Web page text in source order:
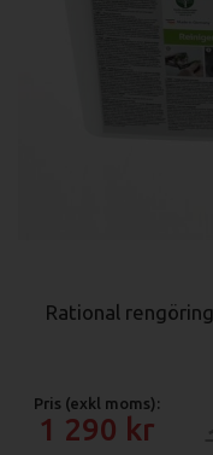
Rational
Pris (exkl moms):
1 290